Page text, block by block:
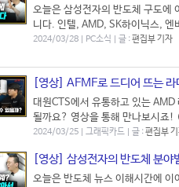
오늘은 삼성전자의 반도체 구도에
니다. 인텔, AMD, SK하이닉스,
2024/03/28 | PC소식 | 글 :편집부 기자
[영상] AFMF로 드디어 뜨는
대원CTS에서 유통하고 있는
될까요? 영상을 통해 만나보시죠
2024/03/25 | 그래픽카드 | 글 :편집부
[영상] 삼성전자의 반도체 분야
오늘은 반도체 뉴스 이해시간에